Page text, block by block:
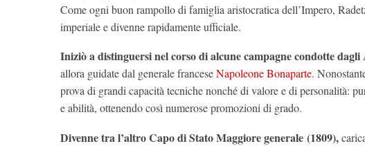
Come ogni buon rampollo di famiglia aristocratica dell’Impero,
imperiale e divenne rapidamente ufficiale.
Iniziò a distinguersi nel corso di alcune campagne condotte
allora guidate dal generale franceseNapoleone Bonaparte.
prova di grandi capacità tecniche nonché di valore e di personalità:
e abilità, ottenendo così numerose promozioni di grado.
Divenne tra l’altro Capo di Stato Maggiore generale (1809),